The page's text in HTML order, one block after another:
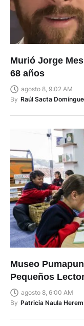
Murió Jorge
68 años
agosto 8, 9:02 AM
By Raúl Sacta
Museo
Pequeños
agosto 8, 6:00 AM
By Patricia Naula